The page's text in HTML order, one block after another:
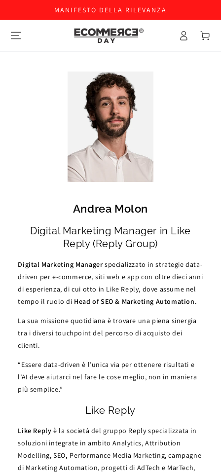
MANIFESTO DELLA RILEVANZA
Accesso Carello
Andrea Molon
Digital Marketing Manager in Like
Reply (Reply Group)
Digital Marketing Manager specializzato in strategie data-
driven per e-commerce, siti web e app con oltre dieci anni
di esperienza, di cui otto in Like Reply, dove assume nel
tempo il ruolo di Head of SEO & Marketing Automation.
La sua missione quotidiana è trovare una piena sinergia
tra i diversi touchpoint del percorso di acquisto dei
clienti.
“Essere data-driven è l’unica via per ottenere risultati e
l’AI deve aiutarci nel fare le cose meglio, non in maniera
più semplice.”
Like Reply
Like Reply è la società del gruppo Reply specializzata in
soluzioni integrate in ambito Analytics, Attribution
Modelling, SEO, Performance Media Marketing, campagne
di Marketing Automation, progetti di AdTech e MarTech,